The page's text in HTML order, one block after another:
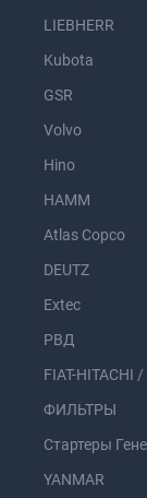
LIEBHERR
Kubota
GSR
Volvo
Hino
HAMM
Atlas Copco
DEUTZ
Extec
РВД
FIAT-HITACHI /
ФИЛЬТРЫ
Стартеры
YANMAR